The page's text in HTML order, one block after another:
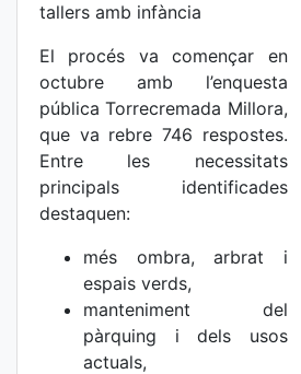
tallers amb infància
El procés va començar en
octubre amb l’enquesta
pública Torrecremada Millora,
que va rebre 746 respostes.
Entre les necessitats
principals identificades
destaquen:
més ombra, arbrat i
espais verds,
manteniment del
pàrquing i dels usos
actuals,